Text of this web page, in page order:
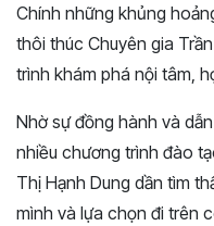
Chính những khủng
thôi thúc Chuyên gia
trình khám phá nội tâm,
Nhờ sự đồng hành và
nhiều chương trình đào
Thị Hạnh Dung dần tìm
mình và lựa chọn đi trên